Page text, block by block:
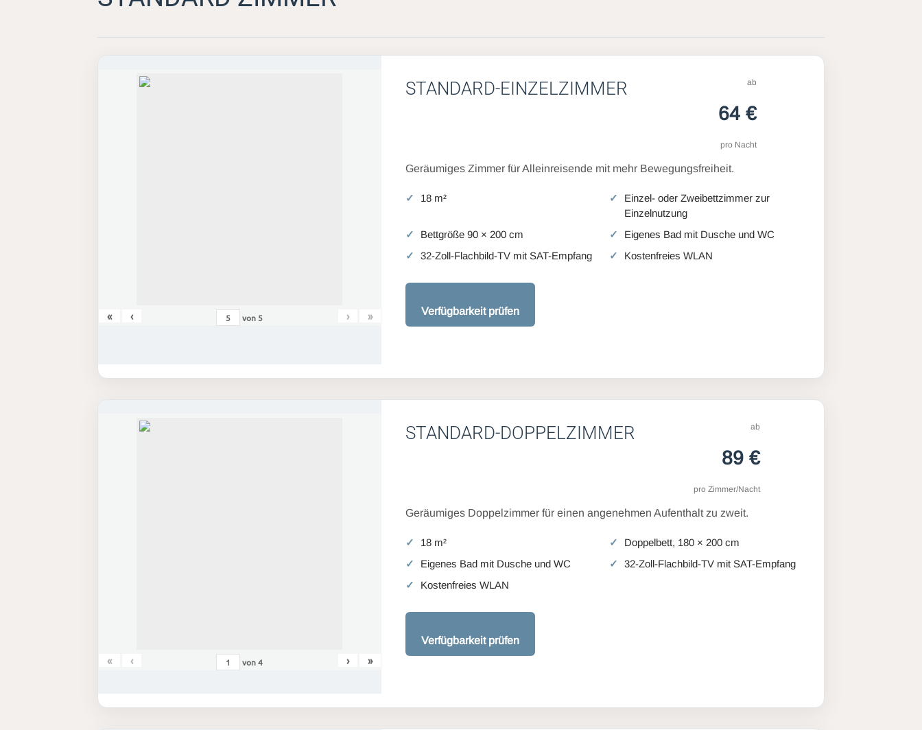
« ‹ von 5 › »
STANDARD-EINZELZIMMER ab
64 €
pro Nacht
Geräumiges Zimmer für Alleinreisende mit mehr Bewegungsfreiheit.
18 m²
Einzel- oder Zweibettzimmer zur
Einzelnutzung
Bettgröße 90 × 200 cm
Eigenes Bad mit Dusche und WC
32-Zoll-Flachbild-TV mit SAT-Empfang
Kostenfreies WLAN
Verfügbarkeit prüfen
« ‹ von4 › »
STANDARD-DOPPELZIMMER ab
89 €
pro Zimmer/Nacht
Geräumiges Doppelzimmer für einen angenehmen Aufenthalt zu zweit.
18 m²
Doppelbett, 180 × 200 cm
Eigenes Bad mit Dusche und WC
32-Zoll-Flachbild-TV mit SAT-Empfang
Kostenfreies WLAN
Verfügbarkeit prüfen